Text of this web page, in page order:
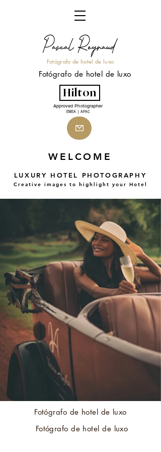
Fotógrafo de hotel de luxo
Approved Photographer
EMEA | APAC
Hilton
Fotógrafo de hotel de luxo
WELCOME
LUXURY HOTEL PHOTOGRAPHY
Creative images to highlight your Hotel
Fotógrafo de hotel de luxo
Fotógrafo de hotel de luxo